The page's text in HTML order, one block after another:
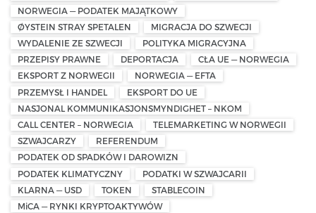
NORWEGIA — PODATEK MAJĄTKOWY
ØYSTEIN STRAY SPETALEN
MIGRACJA DO SZWECJI
WYDALENIE ZE SZWECJI
POLITYKA MIGRACYJNA
PRZEPISY PRAWNE
DEPORTACJA
CŁA UE — NORWEGIA
EKSPORT Z NORWEGII
NORWEGIA — EFTA
PRZEMYSŁ I HANDEL
EKSPORT DO UE
NASJONAL KOMMUNIKASJONSMYNDIGHET – NKOM
CALL CENTER – NORWEGIA
TELEMARKETING W NORWEGII
SZWAJCARZY
REFERENDUM
PODATEK OD SPADKÓW I DAROWIZN
PODATEK KLIMATYCZNY
PODATKI W SZWAJCARII
KLARNA — USD
TOKEN
STABLECOIN
MiCA — RYNKI KRYPTOAKTYWÓW